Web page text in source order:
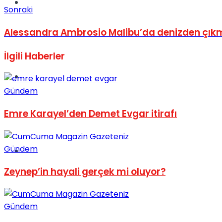
Sinema
Tatil
Sonraki
Alessandra Ambrosio Malibu’da denizden
İlgili Haberler
Gündem
Emre Karayel’den Demet Evgar itirafı
Gündem
Zeynep’in hayali gerçek mi oluyor?
Gündem